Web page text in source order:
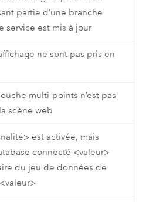
partie d’une branche
service est mis à jour
ne sont pas pris en
multi-points n’est pas
scène web
est activée, mais
connecté <valeur>
du jeu de données de